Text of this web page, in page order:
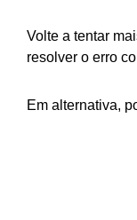
Volte a tentar
resolver o erro
Em alternativa,